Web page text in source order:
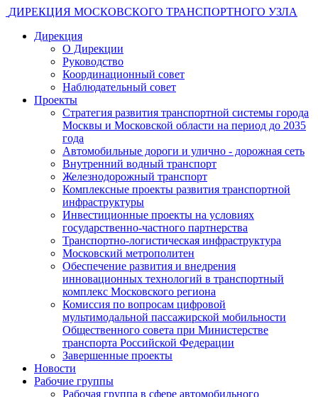
ДИРЕКЦИЯ МОСКОВСКОГО ТРАНСПОРТНОГО УЗЛА
Дирекция
О Дирекции
Руководство
Координационный совет
Наблюдательный совет
Проекты
Стратегия развития транспортной системы города
Москвы и Московской области на период до 2035
года
Автомобильные дороги и улично - дорожная сеть
Внутренний водный транспорт
Железнодорожный транспорт
Комплексные проекты развития транспортной
инфраструктуры
Инвестиционные проекты на условиях
государственно-частного партнерства
Транспортно-логистическая инфраструктура
Московский метрополитен
Обеспечение развития и внедрения
инновационных технологий в транспортный
комплекс Московского региона
Комиссия по вопросам цифровой
мультимодальной пассажирской мобильности
Общественного совета при Министерстве
транспорта Российской Федерации
Завершенные проекты
Новости
Рабочие группы
Рабочая группа в сфере автомобильного